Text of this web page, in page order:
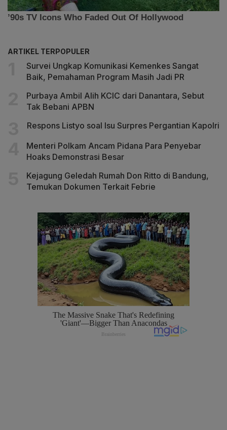
ARTIKEL TERPOPULER
Survei Ungkap Komunikasi Kemenkes Sangat
Baik, Pemahaman Program Masih Jadi PR
Purbaya Ambil Alih KCIC dari Danantara, Sebut
Tak Bebani APBN
Respons Listyo soal Isu Surpres Pergantian Kapolri
Menteri Polkam Ancam Pidana Para Penyebar
Hoaks Demonstrasi Besar
Kejagung Geledah Rumah Don Ritto di Bandung,
Temukan Dokumen Terkait Febrie